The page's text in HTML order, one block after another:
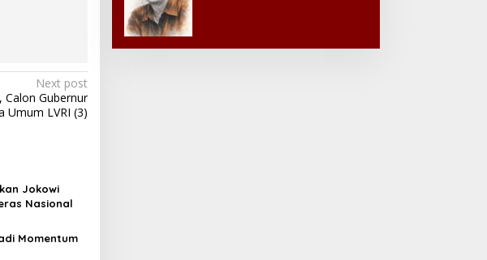
Next post
Calon Gubernur
Umum LVRI (3)
Jokowi
Nasional
Momentum